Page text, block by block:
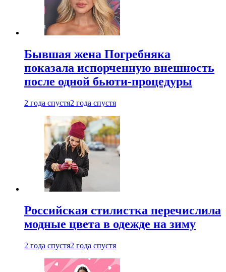
Бывшая жена Погребняка
показала испорченную внешность
после одной бьюти-процедуры
2 года спустя2 года спустя
Российская стилистка перечислила
модные цвета в одежде на зиму
2 года спустя2 года спустя